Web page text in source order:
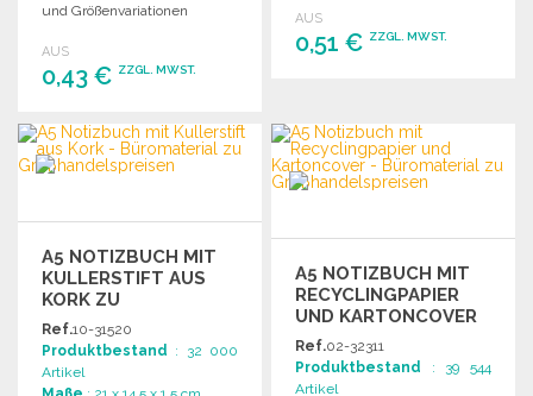
und Größenvariationen
Dekoration.
AUS
0,43 € ZZGL. MWST.
BESTELLEN
Angebot anfordern
cm.
AUS
0,51 € ZZGL. MWST.
Angebot anfordern
A5 NOTIZBUCH MIT
KULLERSTIFT AUS
KORK ZU
GROSSHANDELSPREISEN
Ref.10-31520
Produktbestand : 32 000
Artikel
A5 NOTIZBUCH MIT
RECYCLINGPAPIER
UND KARTONCOVER
ZU
GROSSHANDELSPREISEN
Ref.02-32311
Produktbestand : 39 544
Artikel